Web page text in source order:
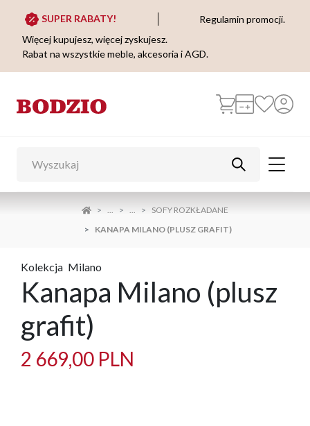
SUPER RABATY!
Regulamin promocji.
Więcej kupujesz, więcej zyskujesz.
Rabat na wszystkie meble, akcesoria i AGD.
... ...
SOFY ROZKŁADANE
KANAPA MILANO (PLUSZ GRAFIT)
Kolekcja Milano
Kanapa Milano (plusz
grafit)
2 669,00 PLN